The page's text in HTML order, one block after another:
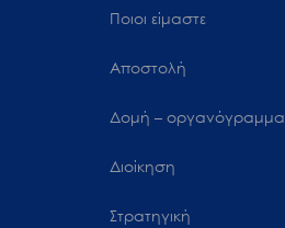
Ποιοι είμαστε
Αποστολή
Δομή – οργανόγραμμα
Διοίκηση
Στρατηγική